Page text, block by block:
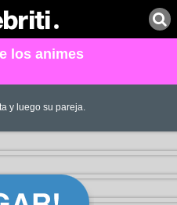
los animes
y luego su pareja.